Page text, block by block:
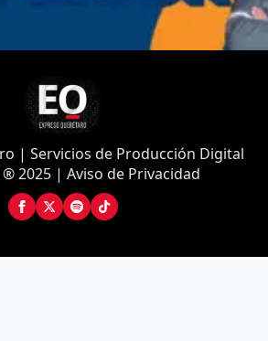
| Servicios de Producción Digital
2025 | Aviso de Privacidad